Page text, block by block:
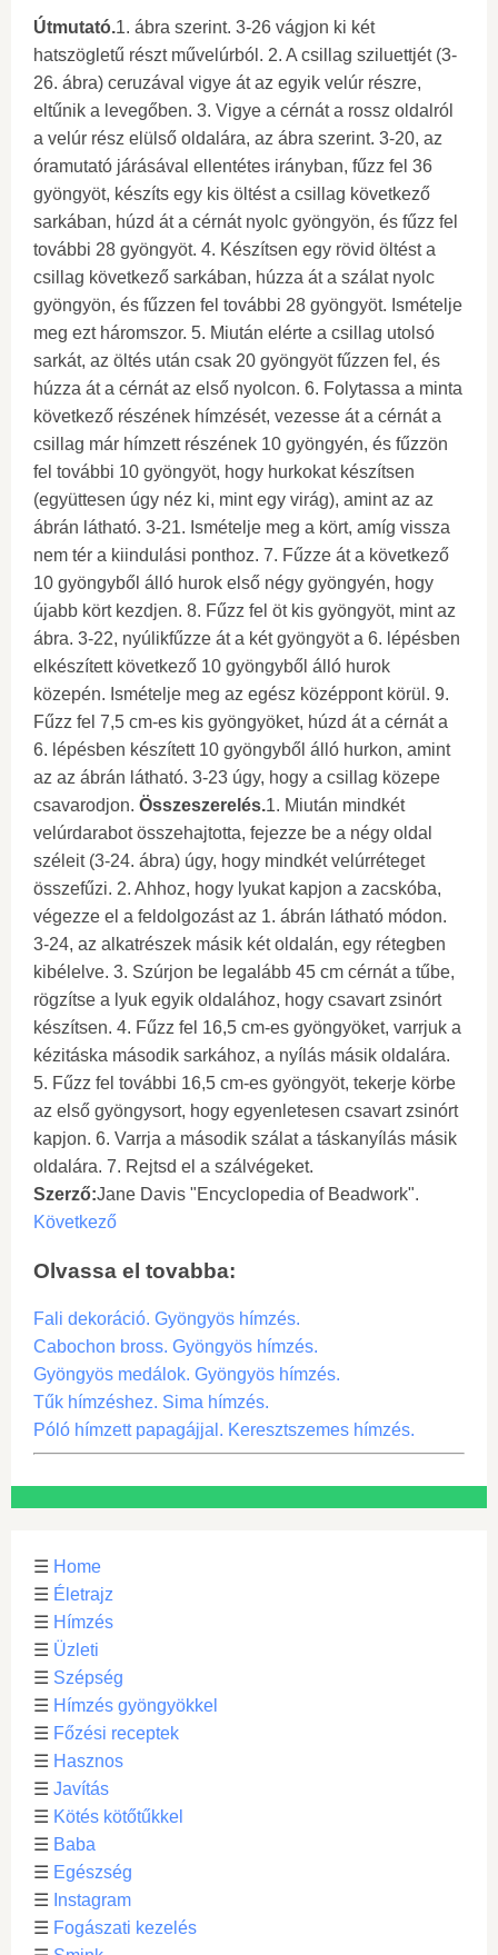
Útmutató.1. ábra szerint. 3-26 vágjon ki két
hatszögletű részt művelúrból. 2. A csillag sziluettjét (3-
26. ábra) ceruzával vigye át az egyik velúr részre,
eltűnik a levegőben. 3. Vigye a cérnát a rossz oldalról
a velúr rész elülső oldalára, az ábra szerint. 3-20, az
óramutató járásával ellentétes irányban, fűzz fel 36
gyöngyöt, készíts egy kis öltést a csillag következő
sarkában, húzd át a cérnát nyolc gyöngyön, és fűzz fel
további 28 gyöngyöt. 4. Készítsen egy rövid öltést a
csillag következő sarkában, húzza át a szálat nyolc
gyöngyön, és fűzzen fel további 28 gyöngyöt. Ismételje
meg ezt háromszor. 5. Miután elérte a csillag utolsó
sarkát, az öltés után csak 20 gyöngyöt fűzzen fel, és
húzza át a cérnát az első nyolcon. 6. Folytassa a minta
következő részének hímzését, vezesse át a cérnát a
csillag már hímzett részének 10 gyöngyén, és fűzzön
fel további 10 gyöngyöt, hogy hurkokat készítsen
(együttesen úgy néz ki, mint egy virág), amint az az
ábrán látható. 3-21. Ismételje meg a kört, amíg vissza
nem tér a kiindulási ponthoz. 7. Fűzze át a következő
10 gyöngyből álló hurok első négy gyöngyén, hogy
újabb kört kezdjen. 8. Fűzz fel öt kis gyöngyöt, mint az
ábra. 3-22, nyúlikfűzze át a két gyöngyöt a 6. lépésben
elkészített következő 10 gyöngyből álló hurok
közepén. Ismételje meg az egész középpont körül. 9.
Fűzz fel 7,5 cm-es kis gyöngyöket, húzd át a cérnát a
6. lépésben készített 10 gyöngyből álló hurkon, amint
az az ábrán látható. 3-23 úgy, hogy a csillag közepe
csavarodjon. Összeszerelés.1. Miután mindkét
velúrdarabot összehajtotta, fejezze be a négy oldal
széleit (3-24. ábra) úgy, hogy mindkét velúrréteget
összefűzi. 2. Ahhoz, hogy lyukat kapjon a zacskóba,
végezze el a feldolgozást az 1. ábrán látható módon.
3-24, az alkatrészek másik két oldalán, egy rétegben
kibélelve. 3. Szúrjon be legalább 45 cm cérnát a tűbe,
rögzítse a lyuk egyik oldalához, hogy csavart zsinórt
készítsen. 4. Fűzz fel 16,5 cm-es gyöngyöket, varrjuk a
kézitáska második sarkához, a nyílás másik oldalára.
5. Fűzz fel további 16,5 cm-es gyöngyöt, tekerje körbe
az első gyöngysort, hogy egyenletesen csavart zsinórt
kapjon. 6. Varrja a második szálat a táskanyílás másik
oldalára. 7. Rejtsd el a szálvégeket.
Szerző:Jane Davis "Encyclopedia of Beadwork".
Következő
Olvassa el tovabba:
Fali dekoráció. Gyöngyös hímzés.
Cabochon bross. Gyöngyös hímzés.
Gyöngyös medálok. Gyöngyös hímzés.
Tűk hímzéshez. Sima hímzés.
Póló hímzett papagájjal. Keresztszemes hímzés.
☰ Home
☰ Életrajz
☰ Hímzés
☰ Üzleti
☰ Szépség
☰ Hímzés gyöngyökkel
☰ Főzési receptek
☰ Hasznos
☰ Javítás
☰ Kötés kötőtűkkel
☰ Baba
☰ Egészség
☰ Instagram
☰ Fogászati kezelés